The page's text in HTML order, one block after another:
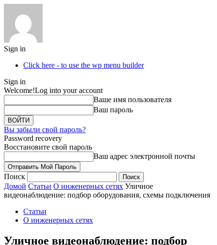
Sign in
Click here - to use the wp menu builder
Sign in
Welcome!Log into your account
Ваше имя пользователя
Ваш пароль
Вы забыли свой пароль?
Password recovery
Восстановите свой пароль
Ваш адрес электронной почты
Поиск
Домой Статьи О инженерных сетях Уличное
видеонаблюдение: подбор оборудования, схемы подключения
Статьи
О инженерных сетях
Уличное видеонаблюдение: подбор